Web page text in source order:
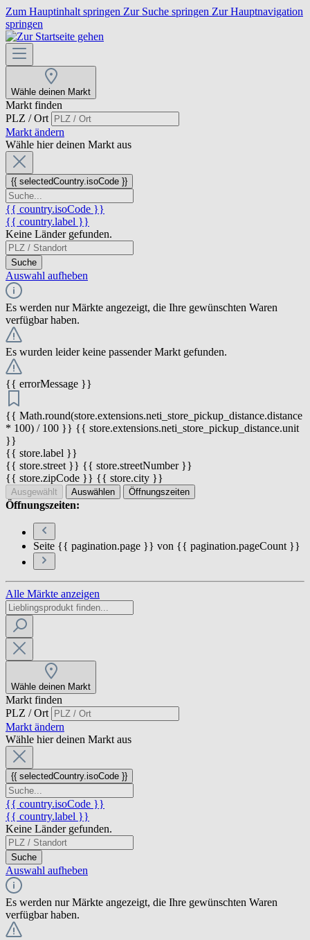
Zum Hauptinhalt springen Zur Suche springen Zur Hauptnavigation
springen
Wähle deinen Markt
Markt finden
PLZ / Ort
Markt ändern
Wähle hier deinen Markt aus
{{ selectedCountry.isoCode }}
{{ country.isoCode }}
{{ country.label }}
Keine Länder gefunden.
Suche
Auswahl aufheben
Es werden nur Märkte angezeigt, die Ihre gewünschten Waren
verfügbar haben.
Es wurden leider keine passender Markt gefunden.
{{ errorMessage }}
{{ Math.round(store.extensions.neti_store_pickup_distance.distance
* 100) / 100 }} {{ store.extensions.neti_store_pickup_distance.unit
}}
{{ store.label }}
{{ store.street }} {{ store.streetNumber }}
{{ store.zipCode }} {{ store.city }}
Ausgewählt Auswählen Öffnungszeiten
Öffnungszeiten:
Seite {{ pagination.page }} von {{ pagination.pageCount }}
Alle Märkte anzeigen
Wähle deinen Markt
Markt finden
PLZ / Ort
Markt ändern
Wähle hier deinen Markt aus
{{ selectedCountry.isoCode }}
{{ country.isoCode }}
{{ country.label }}
Keine Länder gefunden.
Suche
Auswahl aufheben
Es werden nur Märkte angezeigt, die Ihre gewünschten Waren
verfügbar haben.